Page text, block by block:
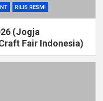
RILIS RESMI
(Jogja
Fair Indonesia)